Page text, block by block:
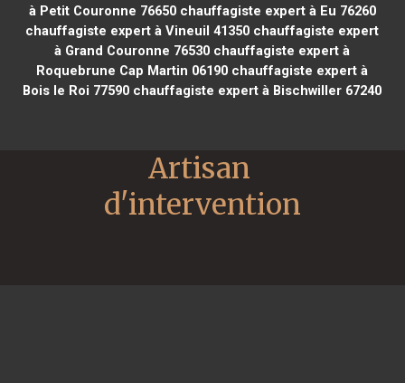
à Petit Couronne 76650chauffagiste expert à Eu 76260
chauffagiste expert à Vineuil 41350 chauffagiste expert
à Grand Couronne 76530 chauffagiste expert à
Roquebrune Cap Martin 06190 chauffagiste expert à
Bois le Roi 77590 chauffagiste expert à Bischwiller 67240
Artisan
d'intervention